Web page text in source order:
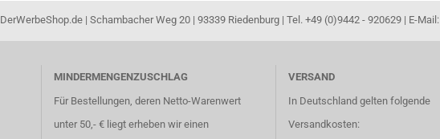
DerWerbeShop.de | Schambacher Weg 20 | 93339 Riedenburg | Tel. +49 (0)9442 - 920629 | E-Mail:
MINDERMENGENZUSCHLAG
Für Bestellungen, deren Netto-Warenwert
unter 50,- € liegt erheben wir einen
VERSAND
In Deutschland gelten folgende
Versandkosten: